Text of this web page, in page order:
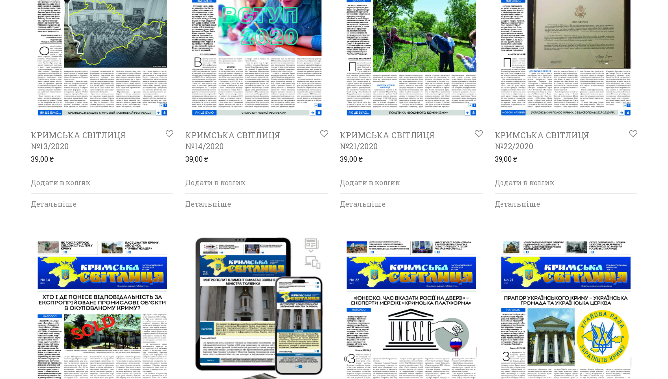
КРИМСЬКА СВІТЛИЦЯ
№13/2020
39,00 ₴
Додати в кошик
Детальніше
КРИМСЬКА СВІТЛИЦЯ
№14/2020
39,00 ₴
Додати в кошик
Детальніше
КРИМСЬКА СВІТЛИЦЯ
№21/2020
39,00 ₴
Додати в кошик
Детальніше
КРИМСЬКА СВІТЛИЦЯ
№22/2020
39,00 ₴
Додати в кошик
Детальніше